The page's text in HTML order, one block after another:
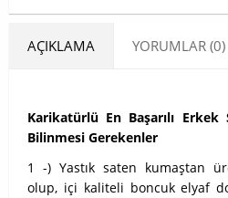
AÇIKLAMA YORUMLAR (0)
Karikatürlü En Başarılı Erkek
Bilinmesi Gerekenler
1 -) Yastık saten kumaştan
olup, içi kaliteli boncuk elyaf